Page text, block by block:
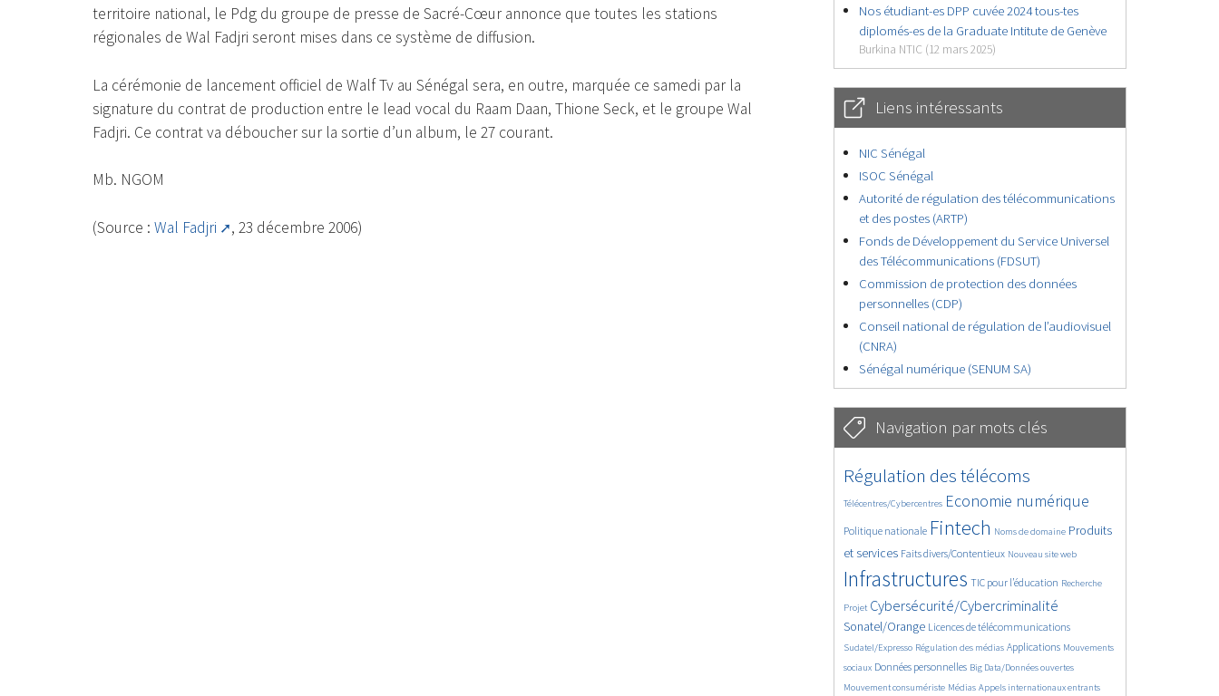
territoire national, le Pdg du groupe de presse de Sacré-Cœur annonce que toutes les stations
régionales de Wal Fadjri seront mises dans ce système de diffusion.
La cérémonie de lancement officiel de Walf Tv au Sénégal sera, en outre, marquée ce samedi par la
signature du contrat de production entre le lead vocal du Raam Daan, Thione Seck, et le groupe Wal
Fadjri. Ce contrat va déboucher sur la sortie d’un album, le 27 courant.
Mb. NGOM
(Source : Wal Fadjri , 23 décembre 2006)
Nos étudiant-es DPP cuvée 2024 tous-tes
diplomés-es de la Graduate Intitute de Genève
Burkina NTIC (12 mars 2025)
Liens intéressants
NIC Sénégal
ISOC Sénégal
Autorité de régulation des télécommunications
et des postes (ARTP)
Fonds de Développement du Service Universel
des Télécommunications (FDSUT)
Commission de protection des données
personnelles (CDP)
Conseil national de régulation de l’audiovisuel
(CNRA)
Sénégal numérique (SENUM SA)
Navigation par mots clés
4622/5700
Régulation des télécoms
391/5700
Télécentres/Cybercentres
3640/5700 Economie numérique
1851/5700
Politique nationale
5242/5700 Fintech
675/5700
Noms de domaine
2369/5700
Produits
et services
1564/5700 Faits divers/Contentieux
824/5700 Nouveau site web
5700/5700
Infrastructures
1817/5700
TIC pour l’éducation
195/5700
Recherche
248/5700
Projet
3585/5700Cybersécurité/Cybercriminalité
2300/5700
Sonatel/Orange
1623/5700 Licences de télécommunications
285/5700
Sudatel/Expresso
1023/5700 Régulation des médias
1537/5700 Applications
1135/5700
Mouvements
sociaux
1690/5700Données personnelles
152/5700 Big Data/Données ouvertes
637/5700
Mouvement consumériste
367/5700 Médias
655/5700 Appels internationaux entrants
1727/5700